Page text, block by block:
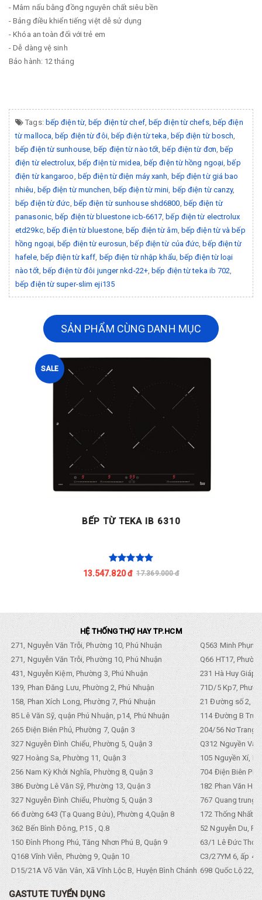
- Mâm nấu bằng đồng nguyên chất siêu bền
- Bảng điều khiển tiếng việt dễ sử dụng
- Khóa an toàn đối với trẻ em
- Dễ dàng vệ sinh
Bảo hành: 12 tháng
Tags: bếp điện từ, bếp điện từ chef, bếp điện từ chefs, bếp điện
từ malloca, bếp điện từ đôi, bếp điện từ teka, bếp điện từ bosch,
bếp điện từ sunhouse, bếp điện từ nào tốt, bếp điện từ đơn, bếp
điện từ electrolux, bếp điện từ midea, bếp điện từ hồng ngoại, bếp
điện từ kangaroo, bếp điện từ điện máy xanh, bếp điện từ giá bao
nhiêu, bếp điện từ munchen, bếp điện từ mini, bếp điện từ canzy,
bếp điện từ đức, bếp điện từ sunhouse shd6800, bếp điện từ
panasonic, bếp điện từ bluestone icb-6617, bếp điện từ electrolux
etd29kc, bếp điện từ bluestone, bếp điện từ âm, bếp điện từ và bếp
hồng ngoại, bếp điện từ eurosun, bếp điện từ của đức, bếp điện từ
hafele, bếp điện từ kaff, bếp điện từ nhập khẩu, bếp điện từ loại
nào tốt, bếp điện từ đôi junger nkd-22+, bếp điện từ teka ib 702,
bếp điện từ super-slim eji135
SẢN PHẨM CÙNG DANH MỤC
SALE
BẾP TỪ TEKA IB 6310
13.547.820 đ 17.369.000 đ
HỆ THỐNG THỢ HAY TP.HCM
271, Nguyễn Văn Trỗi, Phường 10, Phú Nhuận
Q563 Minh
271, Nguyễn Văn Trỗi, Phường 10, Phú Nhuận
Q66 HT17,
431, Nguyễn Kiệm, Phường 3, Phú Nhuận
231 Hà Huy Giáp,
139, Phan Đăng Lưu, Phường 2, Phú Nhuận
71D/5 Kp7,
158, Phan Xích Long, Phường 7, Phú Nhuận
21 Đường số 2,
85 Lê Văn Sỹ, quận Phú Nhuận, p14, Phú Nhuận
114 Đường B
265 Điện Biên Phủ, Phường 7, Quận 3
204/56 Nơ Trang
327 Nguyễn Đình Chiểu, Phường 5, Quận 3
Q312 Nguyền
927 Hoàng Sa, Phường 11, Quận 3
105 Nguyền Xí,
256 Nam Kỳ Khởi Nghĩa, Phường 8, Quận 3
704 Điện Biên
386 Đường Lê Văn Sỹ, Phường 13, Quận 3
182 Phan Văn
327 Nguyễn Đình Chiểu, Phường 5, Quận 3
767 Quang trung,
66 đường 643 (Tạ Quang Bửu), Phường 4,Quận 8
172 Thống Nhất.
362 Bến Bình Đông, P.15 , Q.8
52 Nguyễn Du,
150 Đình Phong Phú, Tăng Nhơn Phú B, Quận 9
63/1 Lê Đức Thọ,
Q168 Vĩnh Viễn, Phường 9, Quận 10
C3/27YM 6, ấp 4,
D15/21A Võ Văn Vân, Xã Vĩnh Lộc B, Huyện Bình Chánh 698 Quốc Lộ 22,
GASTUTE TUYỂN DỤNG